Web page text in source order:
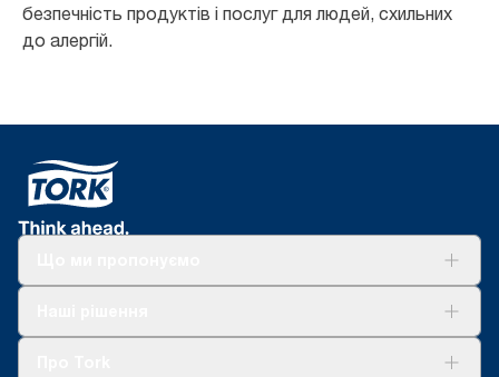
безпечність продуктів і послуг для людей, схильних
до алергій.